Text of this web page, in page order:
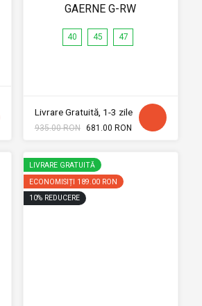
GAERNE G-RW
40 45 47
Livrare Gratuită, 1-3 zile
935.00 RON 681.00 RON
LIVRARE GRATUITĂ
ECONOMISIȚI 189.00 RON
10% REDUCERE